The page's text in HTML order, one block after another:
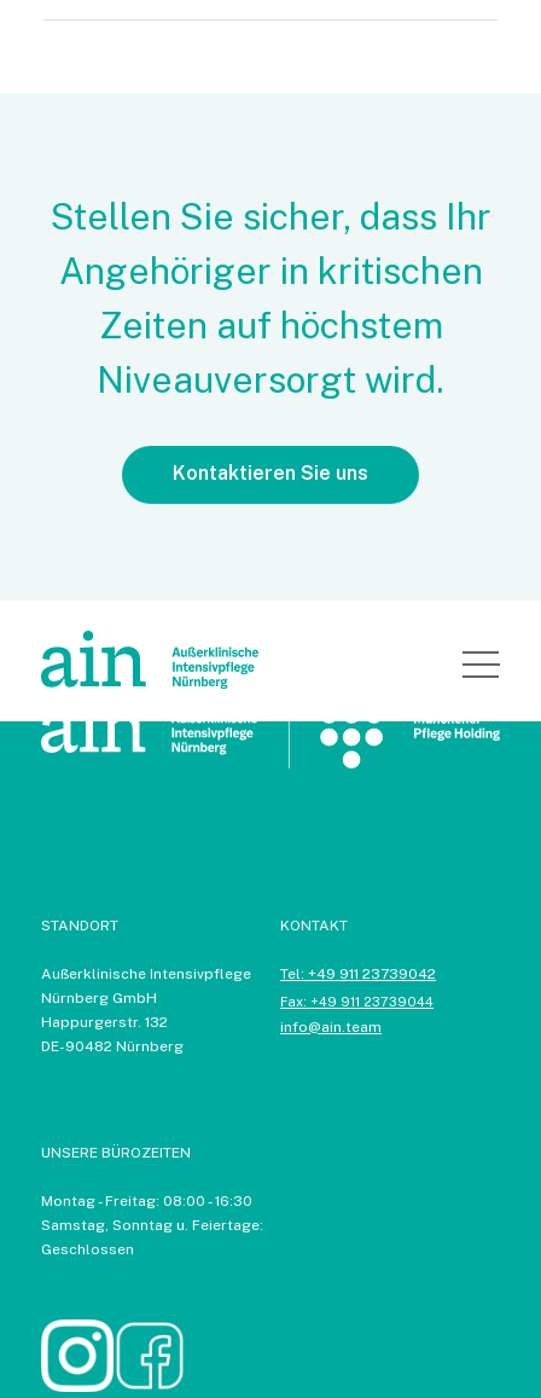
Stellen Sie sicher, dass Ihr
Angehöriger in kritischen
Zeiten auf höchstem
Niveauversorgt wird.
Kontaktieren Sie uns
STANDORT
Außerklinische Intensivpflege
Nürnberg GmbH
Happurgerstr. 132
DE-90482 Nürnberg
KONTAKT
Tel: +49 911 23739042
Fax: +49 911 23739044
info@ain.team
UNSERE BÜROZEITEN
Montag - Freitag: 08:00 - 16:30
Samstag, Sonntag u. Feiertage:
Geschlossen